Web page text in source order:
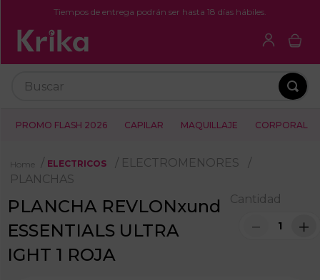
Tiempos de entrega podrán ser hasta 18 días hábiles.
PROMO FLASH 2026 CAPILAR MAQUILLAJE CORPORAL
ELECTRICOS
ELECTROMENORES
PLANCHAS
PLANCHA REVLONxund
ESSENTIALS ULTRA
IGHT 1 ROJA
Cantidad
＋
－